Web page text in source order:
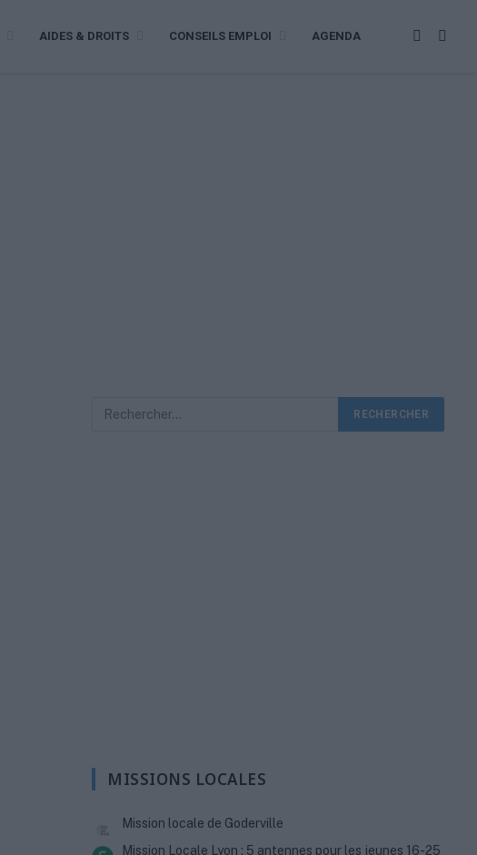
AIDES & DROITS CONSEILS EMPLOI AGENDA
MISSIONS LOCALES
Mission locale de Goderville
Mission Locale Lyon : 5 antennes pour les jeunes 16-25